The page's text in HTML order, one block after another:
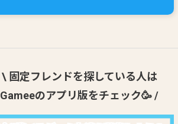
\ 固定フレンドを探している人は
Gameeのアプリ版をチェック🥳 /